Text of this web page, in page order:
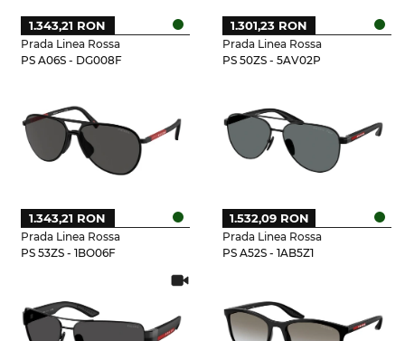
Prada Linea Rossa
PS A06S - DG008F
1.343,21 RON
Prada Linea Rossa
PS 50ZS - 5AV02P
1.301,23 RON
Prada Linea Rossa
PS 53ZS - 1BO06F
1.343,21 RON
Prada Linea Rossa
PS A52S - 1AB5Z1
1.532,09 RON